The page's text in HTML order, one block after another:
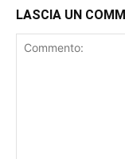
LASCIA UN